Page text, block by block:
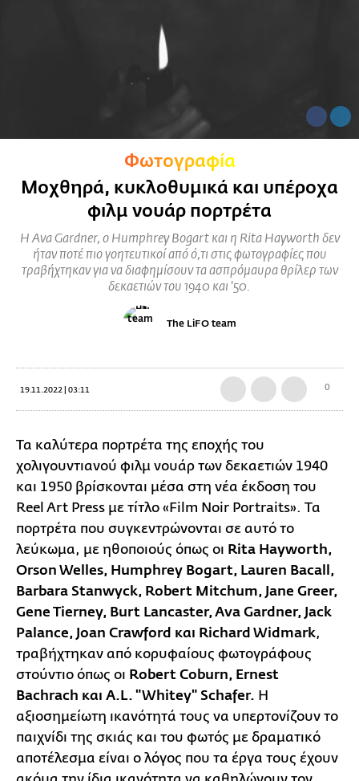
Φωτογραφία
Μοχθηρά, κυκλοθυμικά και υπέροχα
φιλμ νουάρ πορτρέτα
Η Ava Gardner, ο Humphrey Bogart και η Rita Hayworth δεν
ήταν ποτέ πιο γοητευτικοί από ό,τι στις φωτογραφίες που
τραβήχτηκαν για να διαφημίσουν τα ασπρόμαυρα θρίλερ των
δεκαετιών του 1940 και '50.
19.11.2022 | 03:11 0
The LiFO team
Τα καλύτερα πορτρέτα της εποχής του
χολιγουντιανού φιλμ νουάρ των δεκαετιών 1940
και 1950 βρίσκονται μέσα στη νέα έκδοση του
Reel Art Press με τίτλο «Film Noir Portraits». Τα
πορτρέτα που συγκεντρώνονται σε αυτό το
λεύκωμα, με ηθοποιούς όπως οι Rita Hayworth,
Orson Welles, Humphrey Bogart, Lauren Bacall,
Barbara Stanwyck, Robert Mitchum, Jane Greer,
Gene Tierney, Burt Lancaster, Ava Gardner, Jack
Palance, Joan Crawford και Richard Widmark,
τραβήχτηκαν από κορυφαίους φωτογράφους
στούντιο όπως οι Robert Coburn, Ernest
Bachrach και A.L. "Whitey" Schafer. Η
αξιοσημείωτη ικανότητά τους να υπερτονίζουν το
παιχνίδι της σκιάς και του φωτός με δραματικό
αποτέλεσμα είναι ο λόγος που τα έργα τους έχουν